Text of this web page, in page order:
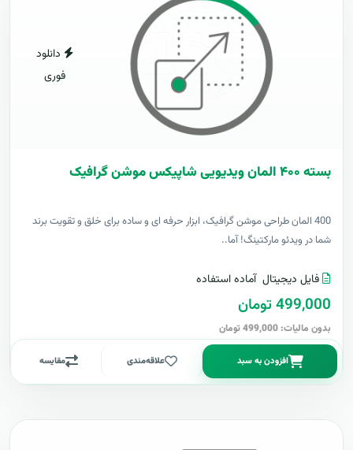
دانلود
فوری
بسته ۴۰۰ المان ویدیویی شاپیکس موشن گرافیک
400 المان طراحی موشن گرافیک، ابزار حرفه ای و ساده برای خلق و تقویت برند
شما در ویدئو مارکتینگ! آما..
فایل دیجیتال آماده استفاده
499,000 تومان
بدون مالیات: 499,000 تومان
افزودن به سبد علاقه‌مندی مقایسه